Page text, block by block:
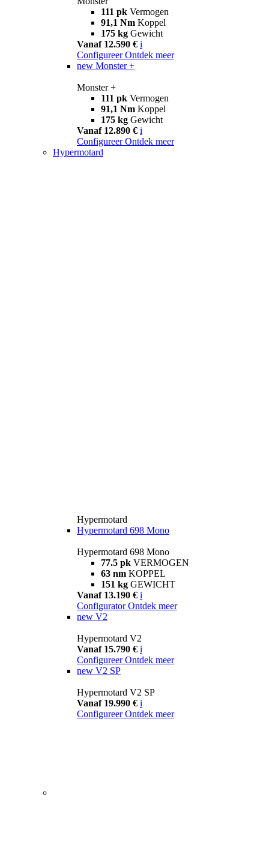
111 pk Vermogen
91,1 Nm Koppel
175 kg Gewicht
Vanaf 12.590 € i
Configureer Ontdek meer
new Monster +
Monster +
111 pk Vermogen
91,1 Nm Koppel
175 kg Gewicht
Vanaf 12.890 € i
Configureer Ontdek meer
Hypermotard
Hypermotard
Hypermotard 698 Mono
Hypermotard 698 Mono
77.5 pk VERMOGEN
63 nm KOPPEL
151 kg GEWICHT
Vanaf 13.190 € i
Configurator Ontdek meer
new V2
Hypermotard V2
Vanaf 15.790 € i
Configureer Ontdek meer
new V2 SP
Hypermotard V2 SP
Vanaf 19.990 € i
Configureer Ontdek meer